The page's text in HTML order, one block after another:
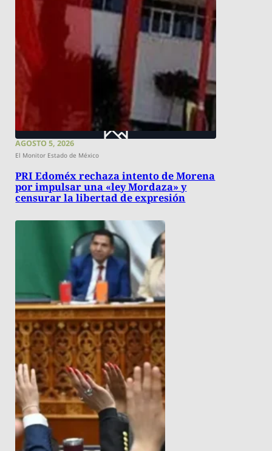
AGOSTO 5, 2026
El Monitor Estado de México
PRI Edoméx rechaza intento de Morena
por impulsar una «ley Mordaza» y
censurar la libertad de expresión